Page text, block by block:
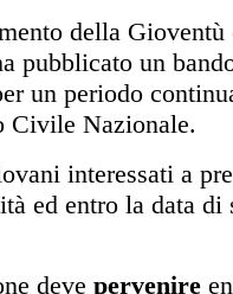
della Gioventù
pubblicato un
un periodo
Civile Nazionale.
interessati a
ed entro la data di
deve pervenire